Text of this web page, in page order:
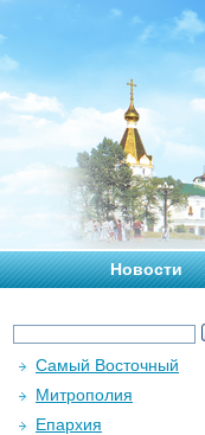
Новости
Самый Восточный
Митрополия
Епархия